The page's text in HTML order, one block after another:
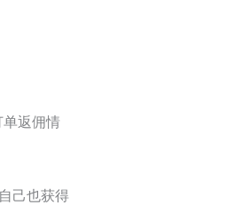
单返佣情
己也获得